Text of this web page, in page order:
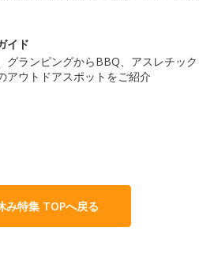
イド
グランピングからBBQ、アスレチック
アウトドアスポットをご紹介
み特集 TOPへ戻る